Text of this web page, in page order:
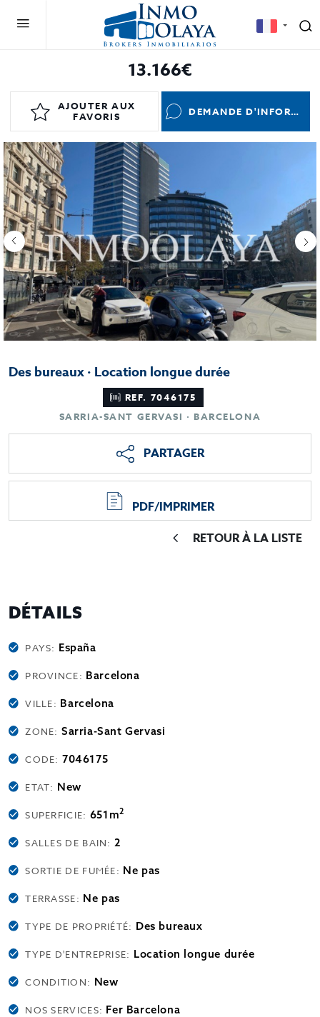
13.166€
AJOUTER AUX
FAVORIS
DEMANDE D'INFORMATIONS
Des bureaux · Location longue durée
REF. 7046175
SARRIA-SANT GERVASI · BARCELONA
PARTAGER
PDF/IMPRIMER
RETOUR À LA LISTE
DÉTAILS
PAYS: España
PROVINCE: Barcelona
VILLE: Barcelona
ZONE:Sarria-Sant Gervasi
CODE:7046175
ETAT: New
SUPERFICIE: 651m2
SALLES DE BAIN:2
SORTIE DE FUMÉE: Ne pas
TERRASSE: Ne pas
TYPE DE PROPRIÉTÉ: Des bureaux
TYPE D'ENTREPRISE: Location longue durée
CONDITION: New
NOS SERVICES: Fer Barcelona